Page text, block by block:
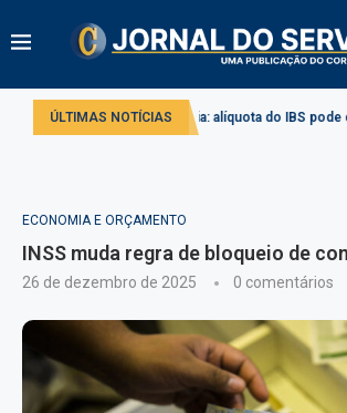
ÚLTIMAS NOTÍCIAS
tributária: alíquota do IBS pode chegar a 28% em
ECONOMIA E ORÇAMENTO
INSS muda regra de bloqueio de
26 de dezembro de 2025 0 comentários